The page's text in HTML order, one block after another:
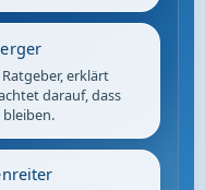
erklärt
darauf, dass